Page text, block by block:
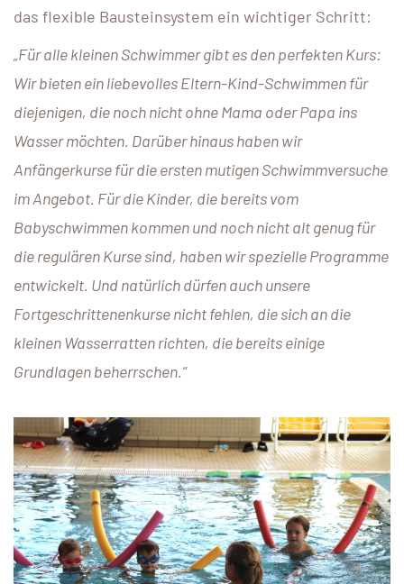
das flexible Bausteinsystem ein wichtiger Schritt:
„Für alle kleinen Schwimmer gibt es den perfekten Kurs:
Wir bieten ein liebevolles Eltern-Kind-Schwimmen für
diejenigen, die noch nicht ohne Mama oder Papa ins
Wasser möchten. Darüber hinaus haben wir
Anfängerkurse für die ersten mutigen Schwimmversuche
im Angebot. Für die Kinder, die bereits vom
Babyschwimmen kommen und noch nicht alt genug für
die regulären Kurse sind, haben wir spezielle Programme
entwickelt. Und natürlich dürfen auch unsere
Fortgeschrittenenkurse nicht fehlen, die sich an die
kleinen Wasserratten richten, die bereits einige
Grundlagen beherrschen.“